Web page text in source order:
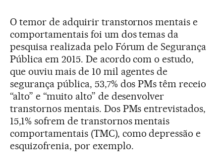
O temor de adquirir transtornos mentais e
comportamentais foi um dos temas da
pesquisa realizada pelo Fórum de Segurança
Pública em 2015. De acordo com o estudo,
que ouviu mais de 10 mil agentes de
segurança pública, 53,7% dos PMs têm receio
“alto” e “muito alto” de desenvolver
transtornos mentais. Dos PMs entrevistados,
15,1% sofrem de transtornos mentais
comportamentais (TMC), como depressão e
esquizofrenia, por exemplo.